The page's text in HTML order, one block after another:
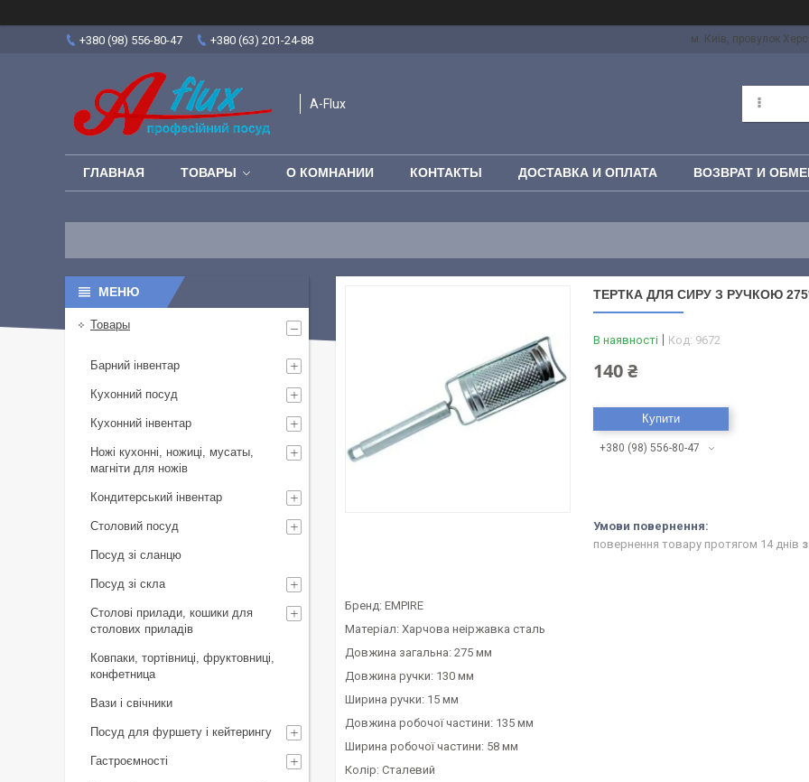
+380 (98) 556-80-47 +380 (63) 201-24-88 м. Київ, провулок
A-Flux
ГЛАВНАЯ ТОВАРЫ О КОМНАНИИ КОНТАКТЫ ДОСТАВКА И ОПЛАТА ВОЗВРАТ И
ТЕРТКА ДЛЯ СИРУ З РУЧКОЮ
В наявності Код: 9672
140 ₴
Купити
+380 (98) 556-80-47
повернення товару протягом 14 днів
Бренд: EMPIRE
Матеріал: Харчова неіржавка сталь
Довжина загальна: 275 мм
Довжина ручки: 130 мм
Ширина ручки: 15 мм
Довжина робочої частини: 135 мм
Ширина робочої частини: 58 мм
Колір: Сталевий
Товары
Барний інвентар
Кухонний посуд
Кухонний інвентар
Ножі кухонні, ножиці, мусаты,
магніти для ножів
Кондитерський інвентар
Столовий посуд
Посуд зі сланцю
Посуд зі скла
Столові прилади, кошики для
столових приладів
Ковпаки, тортівниці, фруктовниці,
конфетница
Вази і свічники
Посуд для фуршету і кейтерингу
Гастроємності